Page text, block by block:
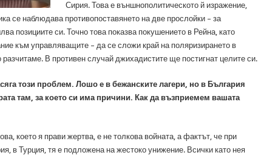
Сирия. Това е външнополитическото й изражение,
се наблюдава противопоставянето на две прослойки – за
позициите си. Точно това показва покушението в Рейна, като
към управляващите – да се сложи край на поляризирането в
разчитаме. В противен случай джихадистите ще постигнат целите си.
този проблем. Лошо е в бежанските лагери, но в България
там, за което си има причини. Как да възприемем вашата
което я прави жертва, е не толкова войната, а фактът, че при
в Турция, тя е подложена на жестоко унижение. Всички като нея